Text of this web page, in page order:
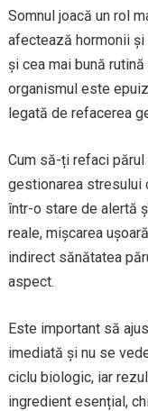
Somnul joacă un rol
afectează hormonii și
și cea mai bună
organismul este
legată de refacerea
Cum să-ți refaci
gestionarea stresului
într-o stare de alertă
reale, mișcarea
indirect sănătatea
aspect.
Este important să
imediată și nu se
ciclu biologic, iar
ingredient esențial,